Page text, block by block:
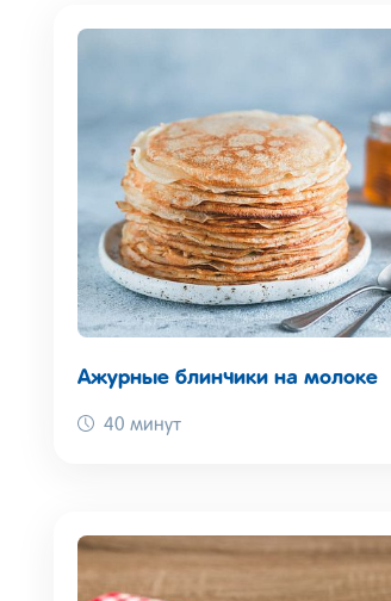
Ажурные блинчики на молоке
40 минут